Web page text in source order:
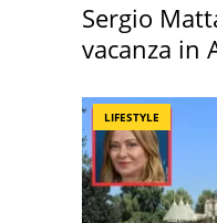
Sergio
vacanza in
LIFESTYLE